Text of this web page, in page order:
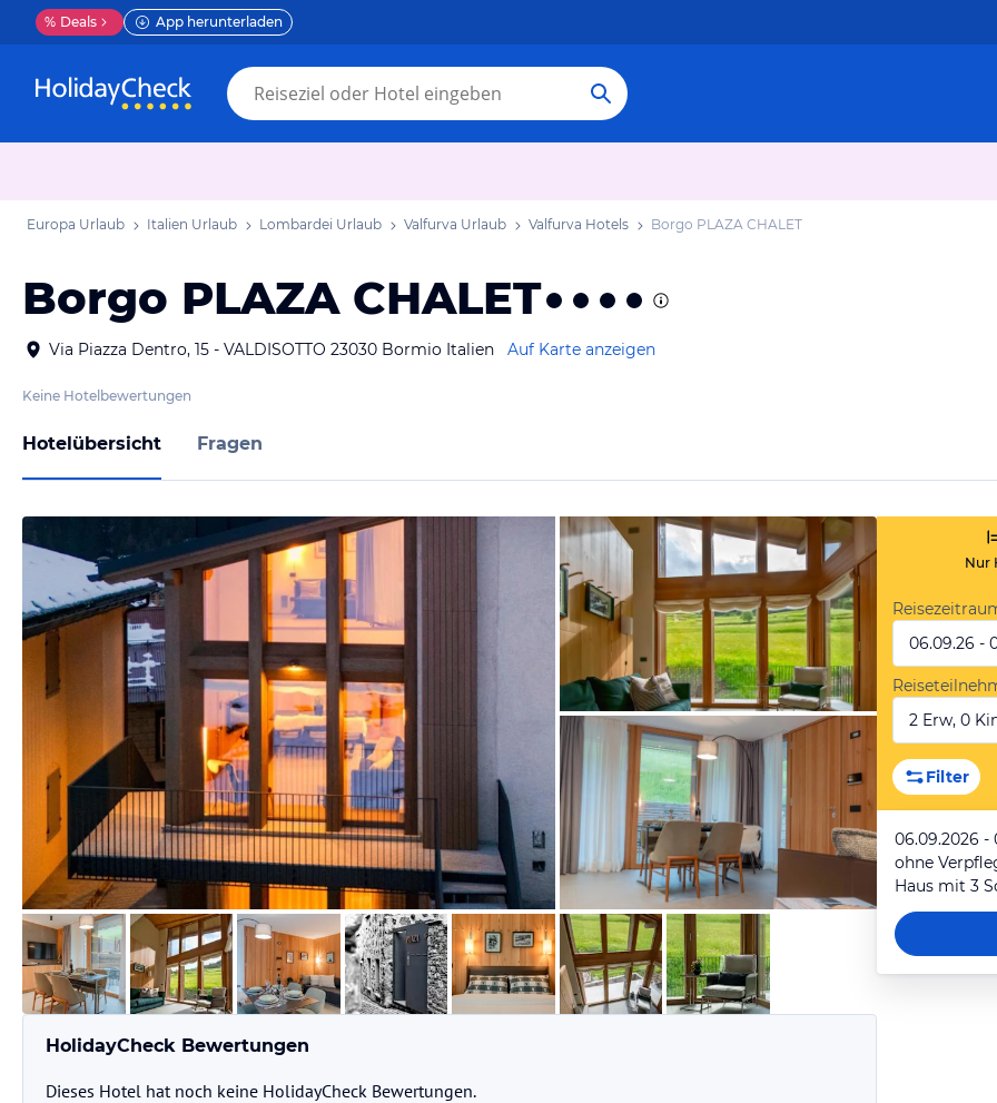
% Deals App herunterladen
Europa Urlaub Italien Urlaub Lombardei Urlaub Valfurva Urlaub Valfurva Hotels Borgo PLAZA CHALET
Borgo PLAZA CHALET
Via Piazza Dentro, 15 - VALDISOTTO 23030 Bormio Italien Auf Karte anzeigen
Keine Hotelbewertungen
Hotelübersicht Fragen
von Booking.com
von Booking.com
von Booking.com
Nur
06.09.26 -
2 Erw, 0
Filter
06.09.2026 -
ohne
Haus mit 3
HolidayCheck Bewertungen
Dieses Hotel hat noch keine HolidayCheck Bewertungen.